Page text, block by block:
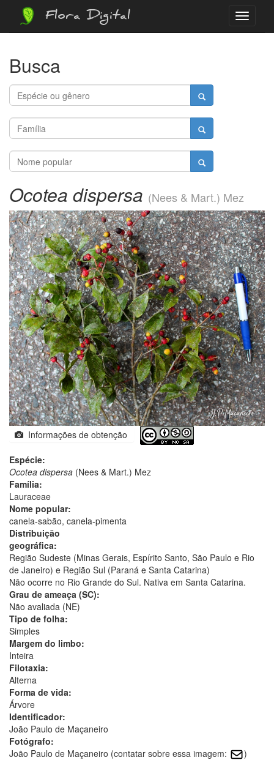
Menu
Flora Digital
Busca
Ocotea dispersa (Nees & Mart.) Mez
Informações de obtenção
Espécie:
Ocotea dispersa (Nees & Mart.) Mez
Família:
Lauraceae
Nome popular:
canela-sabão, canela-pimenta
Distribuição
geográfica:
Região Sudeste (Minas Gerais, Espírito Santo, São Paulo e Rio
de Janeiro) e Região Sul (Paraná e Santa Catarina)
Não ocorre no Rio Grande do Sul. Nativa em Santa Catarina.
Grau de ameaça (SC):
Não avaliada (NE)
Tipo de folha:
Simples
Margem do limbo:
Inteira
Filotaxia:
Alterna
Forma de vida:
Árvore
Identificador:
João Paulo de Maçaneiro
Fotógrafo:
João Paulo de Maçaneiro (contatar sobre essa imagem:
)